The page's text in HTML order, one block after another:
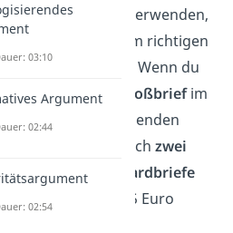
Briefmarken
verwenden,
deinen Brief mit dem richtigen
zu versehen. Wenn du
einen
Großbriefim
von 1,60 Euro versenden
kannst du auch zwei
für Standardbriefe
im Wert von 0,85 Euro
03:10
Argument
02:44
02:54